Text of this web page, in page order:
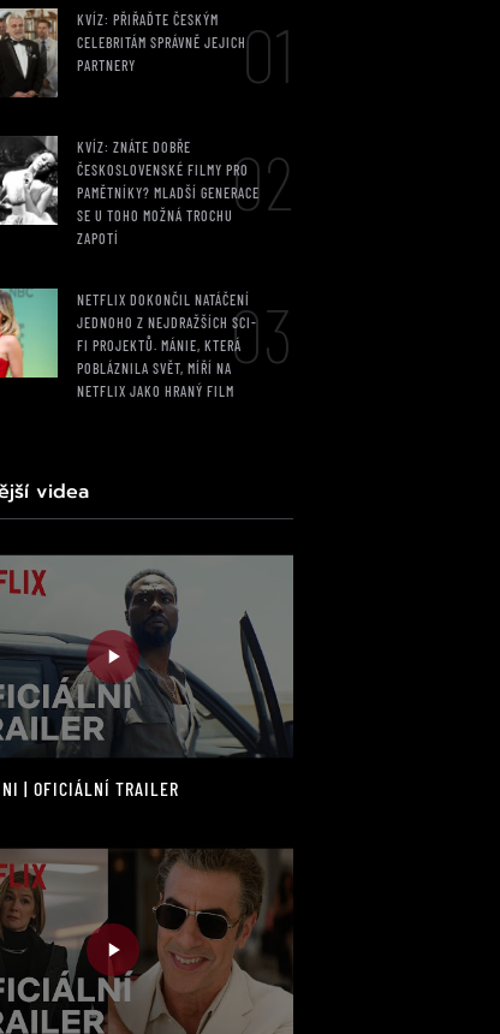
KVÍZ: PŘIŘAĎTE ČESKÝM
CELEBRITÁM SPRÁVNĚ JEJICH
PARTNERY
01
KVÍZ: ZNÁTE DOBŘE
ČESKOSLOVENSKÉ FILMY PRO
PAMĚTNÍKY? MLADŠÍ GENERACE
SE U TOHO MOŽNÁ TROCHU
ZAPOTÍ
02
NETFLIX DOKONČIL NATÁČENÍ
JEDNOHO Z NEJDRAŽŠÍCH SCI-
FI PROJEKTŮ. MÁNIE, KTERÁ
POBLÁZNILA SVĚT, MÍŘÍ NA
NETFLIX JAKO HRANÝ FILM
03
videa
| OFICIÁLNÍ TRAILER